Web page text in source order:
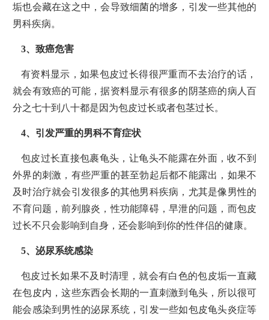
垢也会藏在这之中，会导致细菌的增多，引发一些其他的
男科疾病。
3、致癌危害
有资料显示，如果包皮过长得很严重而不去治疗的话，
就会有致癌的可能，据资料显示有很多的阴茎癌的病人百
分之七十到八十都是因为包皮过长或者包茎过长。
4、引发严重的男科不育症状
包皮过长直接包裹龟头，让龟头不能露在外面，收不到
外界的刺激，有些严重的甚至勃起后都不能露出，如果不
及时治疗就会引发很多的其他男科疾病，尤其是像男性的
不育问题，前列腺炎，性功能障碍，早泄的问题，而包皮
过长不只会影响到自身，还会影响到你的性伴侣的健康。
5、泌尿系统感染
包皮过长如果不及时清理，就会有白色的包皮垢一直藏
在包皮内，这些东西会长期的一直刺激到龟头，所以很可
能会感染到男性的泌尿系统，引发一些如包皮龟头炎症等